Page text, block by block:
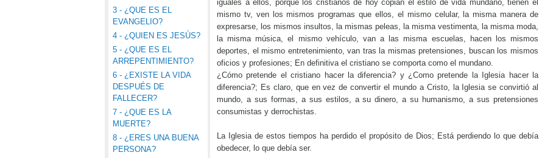
iguales a ellos, porque los cristianos de hoy copian el estilo de vida mundano, tienen el
mismo tv, ven los mismos programas que ellos, el mismo celular, la misma manera de
expresarse, los mismos insultos, la mismas peleas, la misma vestimenta, la misma moda,
la misma música, el mismo vehículo, van a las misma escuelas, hacen los mismos
deportes, el mismo entretenimiento, van tras la mismas pretensiones, buscan los mismos
oficios y profesiones; En definitiva el cristiano se comporta como el mundano.
¿Cómo pretende el cristiano hacer la diferencia? y ¿Como pretende la Iglesia hacer la
diferencia?; Es claro, que en vez de convertir el mundo a Cristo, la Iglesia se convirtió al
mundo, a sus formas, a sus estilos, a su dinero, a su humanismo, a sus pretensiones
consumistas y derrochistas.
La Iglesia de estos tiempos ha perdido el propósito de Dios; Está perdiendo lo que debía
obedecer, lo que debía ser.
3 - ¿QUE ES EL
EVANGELIO?
4 - ¿QUIEN ES JESÚS?
5 - ¿QUE ES EL
ARREPENTIMIENTO?
6 - ¿EXISTE LA VIDA
DESPUÉS DE
FALLECER?
7 - ¿QUE ES LA
MUERTE?
8 - ¿ERES UNA BUENA
PERSONA?